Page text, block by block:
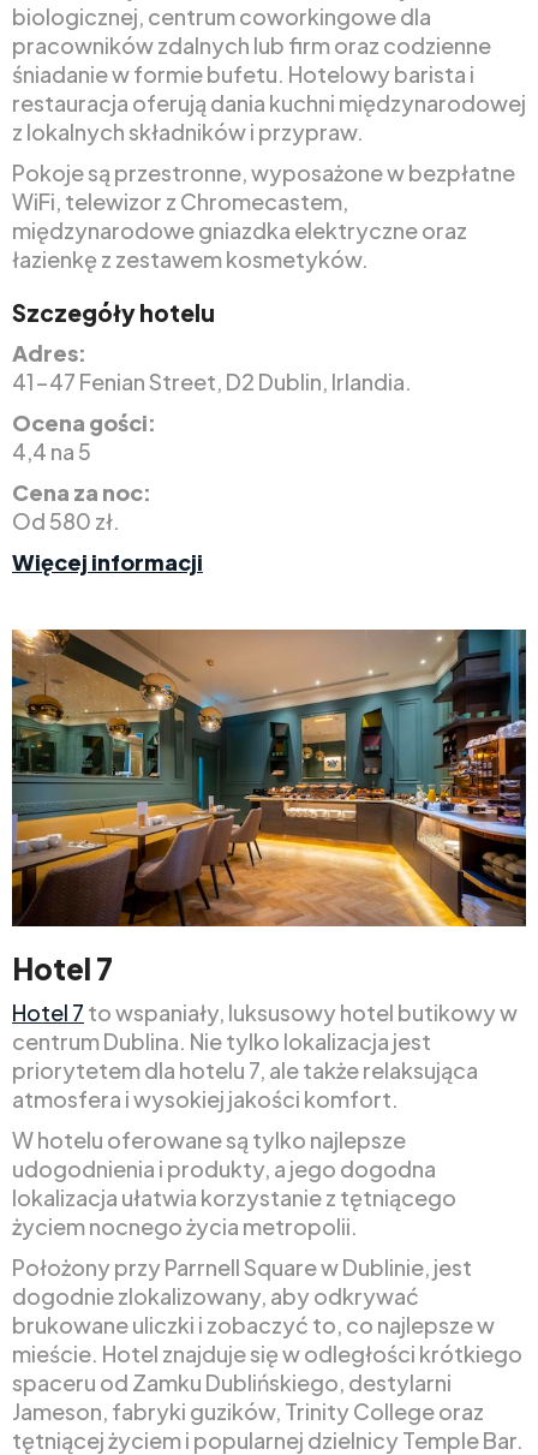
biologicznej, centrum coworkingowe dla
pracowników zdalnych lub firm oraz codzienne
śniadanie w formie bufetu. Hotelowy barista i
restauracja oferują dania kuchni międzynarodowej
z lokalnych składników i przypraw.
Pokoje są przestronne, wyposażone w bezpłatne
WiFi, telewizor z Chromecastem,
międzynarodowe gniazdka elektryczne oraz
łazienkę z zestawem kosmetyków.
Szczegóły hotelu
Adres:
41-47 Fenian Street, D2 Dublin, Irlandia.
Ocena gości:
4,4 na 5
Cena za noc:
Od 580 zł.
Więcej informacji
Hotel 7
Hotel 7 to wspaniały, luksusowy hotel butikowy w
centrum Dublina. Nie tylko lokalizacja jest
priorytetem dla hotelu 7, ale także relaksująca
atmosfera i wysokiej jakości komfort.
W hotelu oferowane są tylko najlepsze
udogodnienia i produkty, a jego dogodna
lokalizacja ułatwia korzystanie z tętniącego
życiem nocnego życia metropolii.
Położony przy Parrnell Square w Dublinie, jest
dogodnie zlokalizowany, aby odkrywać
brukowane uliczki i zobaczyć to, co najlepsze w
mieście. Hotel znajduje się w odległości krótkiego
spaceru od Zamku Dublińskiego, destylarni
Jameson, fabryki guzików, Trinity College oraz
tętniącej życiem i popularnej dzielnicy Temple Bar.